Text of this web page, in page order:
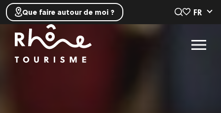
Que faire autour de moi ? FR